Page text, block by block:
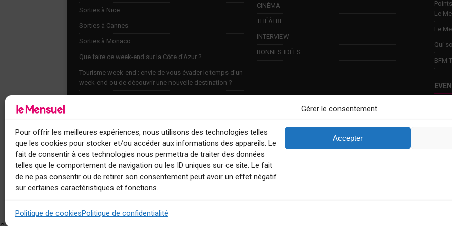
Gérer le consentement
Pour offrir les meilleures expériences, nous utilisons des technologies telles
que les cookies pour stocker et/ou accéder aux informations des appareils. Le
fait de consentir à ces technologies nous permettra de traiter des données
telles que le comportement de navigation ou les ID uniques sur ce site. Le fait
de ne pas consentir ou de retirer son consentement peut avoir un effet négatif
sur certaines caractéristiques et fonctions.
Accepter
Politique de cookiesPolitique de confidentialité
Sorties à Nice
Sorties à Cannes
Sorties à Monaco
Que faire ce week-end sur la Côte d’Azur ?
Tourisme week-end : envie de vous évader le temps d’un
week-end ou de découvrir une nouvelle destination ?
Contact
CINÉMA
THÉÂTRE
INTERVIEW
BONNES IDÉES
Le
Le
Qui
BFM
MENTIONS LÉGALES